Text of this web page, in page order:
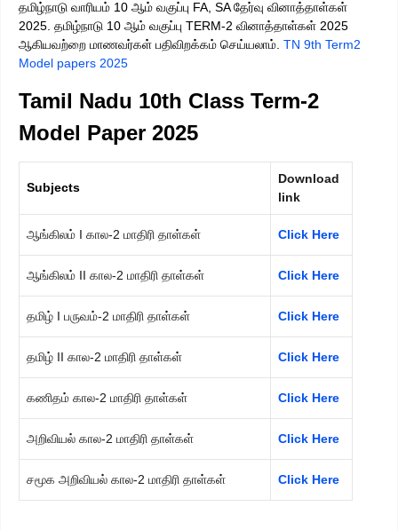
தமிழ்நாடு வாரியம் 10 ஆம் வகுப்பு FA, SA தேர்வு வினாத்தாள்கள்
2025. தமிழ்நாடு 10 ஆம் வகுப்பு TERM-2 வினாத்தாள்கள் 2025
ஆகியவற்றை மாணவர்கள் பதிவிறக்கம் செய்யலாம். TN 9th Term2
Model papers 2025
Tamil Nadu 10th Class Term-2
Model Paper 2025
Subjects
Download
link
ஆங்கிலம் I கால-2 மாதிரி தாள்கள் Click Here
ஆங்கிலம் II கால-2 மாதிரி தாள்கள் Click Here
தமிழ் I பருவம்-2 மாதிரி தாள்கள் Click Here
தமிழ் II கால-2 மாதிரி தாள்கள் Click Here
கணிதம் கால-2 மாதிரி தாள்கள் Click Here
அறிவியல் கால-2 மாதிரி தாள்கள் Click Here
சமூக அறிவியல் கால-2 மாதிரி தாள்கள் Click Here